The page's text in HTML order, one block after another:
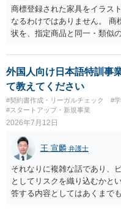
商標登録された家具をイラス
なるわけではありません。 商
状を、指定商品と同一・類似
て描くにとどまる場合は、通
れます。 ただし、家具名や特
し、公式商品やライセンス商
権や不正競争防止法上の問題
が認められる場合は、著作権
やプレゼントでも、著作権侵
日本の商標権は原則として日
売する場合は、販売国の商標
の作家の例は、許諾を得てい
ない、又は単に権利行使され
す。他人が販売していること
外国人向け日本語特訓事
て教えてください
#契約書作成・リーガルチェック #
#スタートアップ・新規事業
2026年7月12日
王 宣麟 弁護士
それなりに複雑な話であり、
としてリスクを織り込むかと
答する内容としてはあくまで